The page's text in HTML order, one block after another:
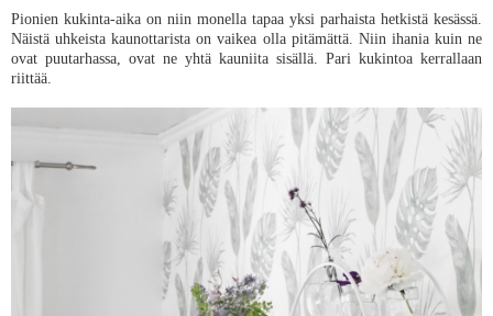
Pionien kukinta-aika on niin monella tapaa yksi parhaista hetkistä kesässä.
Näistä uhkeista kaunottarista on vaikea olla pitämättä. Niin ihania kuin ne
ovat puutarhassa, ovat ne yhtä kauniita sisällä. Pari kukintoa kerrallaan
riittää.